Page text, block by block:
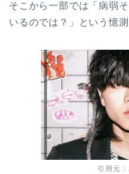
そこから一部では「病弱
いるのでは？」という憶
引用元